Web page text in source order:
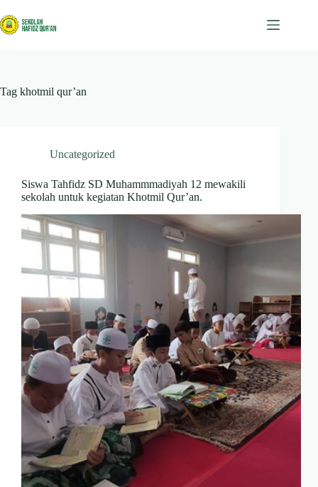
to
content
Tag khotmil qur’an
Uncategorized
Siswa Tahfidz SD Muhammmadiyah 12 mewakili
sekolah untuk kegiatan Khotmil Qur’an.